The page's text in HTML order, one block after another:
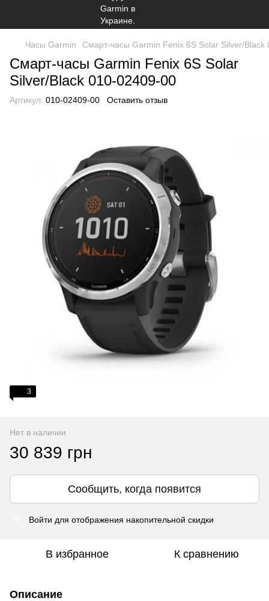
Часы Garmin Смарт-часы Garmin Fenix 6S Solar Silver/Black
Смарт-часы Garmin Fenix 6S Solar
Silver/Black 010-02409-00
Артикул: 010-02409-00 Оставить отзыв
3
Нет в наличии
30 839 грн
Сообщить, когда появится
Войти для отображения накопительной скидки
В избранное К сравнению
Описание